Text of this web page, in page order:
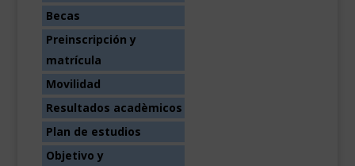
Becas
Preinscripción y
matrícula
Movilidad
Resultados acadèmicos
Plan de estudios
Objetivo y